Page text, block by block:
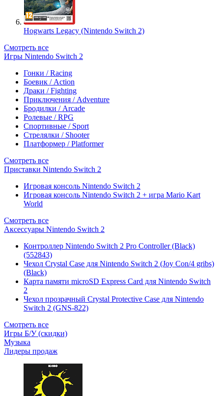
Hogwarts Legacy (Nintendo Switch 2)
Смотреть все
Игры Nintendo Switch 2
Гонки / Racing
Боевик / Action
Драки / Fighting
Приключения / Adventure
Бродилки / Arcade
Ролевые / RPG
Спортивные / Sport
Стрелялки / Shooter
Платформер / Platformer
Смотреть все
Приставки Nintendo Switch 2
Игровая консоль Nintendo Switch 2
Игровая консоль Nintendo Switch 2 + игра Mario Kart
World
Смотреть все
Аксессуары Nintendo Switch 2
Контроллер Nintendo Switch 2 Pro Controller (Black)
(552843)
Чехол Сrystal Сase для Nintendo Switch 2 (Joy Con/4 gribs)
(Black)
Карта памяти microSD Express Card для Nintendo Switch
2
Чехол прозрачный Crystal Protective Case для Nintendo
Switch 2 (GNS-822)
Смотреть все
Игры Б/У (скидки)
Музыка
Лидеры продаж